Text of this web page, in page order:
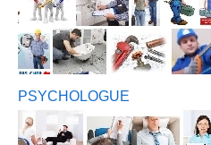
PSYCHOLOGUE